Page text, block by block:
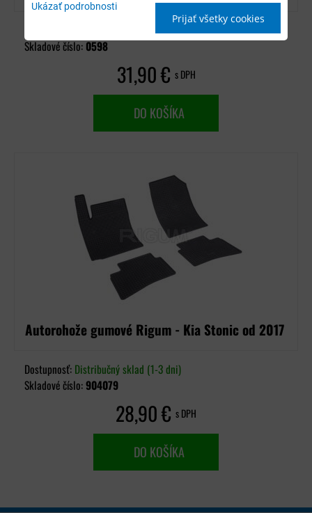
Distribučný sklad (1-3 dni)
Skladové číslo: 0598
31,90 € s DPH
DO KOŠÍKA
Autorohože gumové Rigum - Kia Stonic od 2017
Dostupnosť: Distribučný sklad (1-3 dni)
Skladové číslo:904079
28,90 € s DPH
DO KOŠÍKA
Ukázať podrobnosti
Prijať všetky cookies